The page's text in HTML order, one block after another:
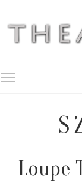
Loupe